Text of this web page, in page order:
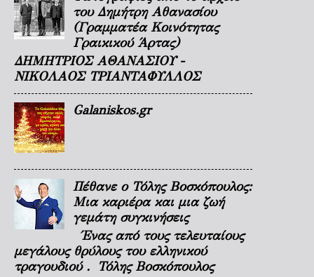
του Δημήτρη Αθανασίου
(Γραμματέα Κοινότητας
Γραικικού Άρτας)
ΔΗΜΗΤΡΙΟΣ ΑΘΑΝΑΣΙΟΥ -
ΝΙΚΟΛΑΟΣ ΤΡΙΑΝΤΑΦΥΛΛΟΣ
Galaniskos.gr
Πέθανε ο Τόλης Βοσκόπουλος:
Μια καριέρα και μια ζωή
γεμάτη συγκινήσεις
Ένας από τους τελευταίους
μεγάλους θρύλους του ελληνικού
τραγουδιού . Τόλης Βοσκόπουλος